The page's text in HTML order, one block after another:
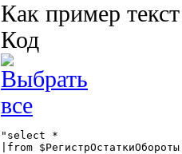
Как пример
Код
"select *
|from